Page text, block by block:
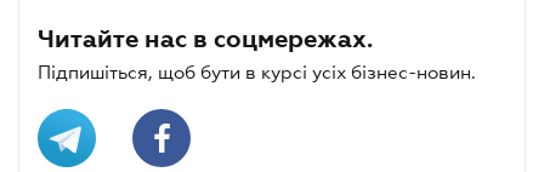
Читайте нас в соцмережах.
Підпишіться, щоб бути в курсі усіх бізнес-новин.